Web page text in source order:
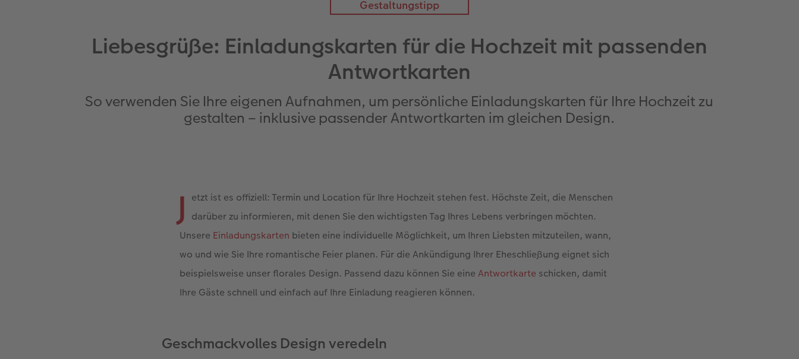
Gestaltungstipp
Liebesgrüße: Einladungskarten für die Hochzeit mit passenden
Antwortkarten
So verwenden Sie Ihre eigenen Aufnahmen, um persönliche Einladungskarten für Ihre Hochzeit zu
gestalten – inklusive passender Antwortkarten im gleichen Design.
J etzt ist es offiziell: Termin und Location für Ihre Hochzeit stehen fest. Höchste Zeit, die Menschen
darüber zu informieren, mit denen Sie den wichtigsten Tag Ihres Lebens verbringen möchten.
Unsere Einladungskarten bieten eine individuelle Möglichkeit, um Ihren Liebsten mitzuteilen, wann,
wo und wie Sie Ihre romantische Feier planen. Für die Ankündigung Ihrer Eheschließung eignet sich
beispielsweise unser florales Design. Passend dazu können Sie eineAntwortkarte schicken, damit
Ihre Gäste schnell und einfach auf Ihre Einladung reagieren können.
Geschmackvolles Design veredeln